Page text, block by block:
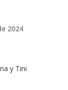
2024
y Tini